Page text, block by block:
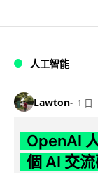
人工智能
Lawton 1 日
OpenAI
個 AI 交